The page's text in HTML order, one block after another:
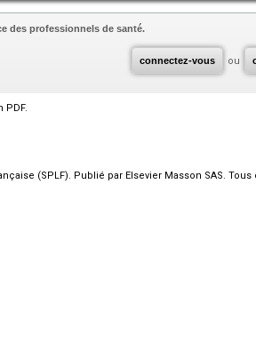
connectez-vous ou
des professionnels de santé.
PDF.
(SPLF). Publié par Elsevier Masson SAS. Tous